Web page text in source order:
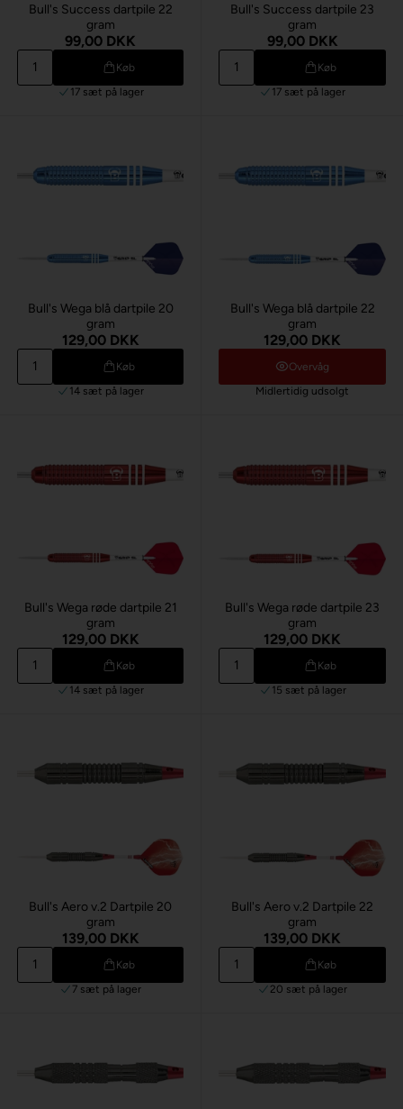
Bull's Success dartpile 22
gram
99,00 DKK
Køb
17 sæt på lager
Bull's Success dartpile 23
gram
99,00 DKK
Køb
17 sæt på lager
Bull's Wega blå dartpile 20
gram
129,00 DKK
Køb
14 sæt på lager
Bull's Wega blå dartpile 22
gram
129,00 DKK
Overvåg
Midlertidig udsolgt
Bull's Wega røde dartpile 21
gram
129,00 DKK
Køb
14 sæt på lager
Bull's Wega røde dartpile 23
gram
129,00 DKK
Køb
15 sæt på lager
Bull's Aero v.2 Dartpile 20
gram
139,00 DKK
Køb
7 sæt på lager
Bull's Aero v.2 Dartpile 22
gram
139,00 DKK
Køb
20 sæt på lager